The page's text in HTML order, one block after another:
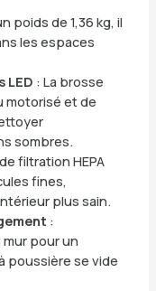
poids de 1,36 kg, il
les espaces
LED : La brosse
motorisé et de
sombres.
filtration HEPA
fines,
plus sain.
:
mur pour un
poussière se vide